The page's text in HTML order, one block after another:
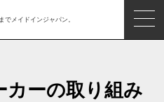
でメイドインジャパン。
カーの取り組み